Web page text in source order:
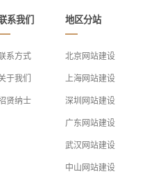
系我们
系方式
于我们
贤纳士
地区分站
北京网站建设
上海网站建设
深圳网站建设
广东网站建设
武汉网站建设
中山网站建设